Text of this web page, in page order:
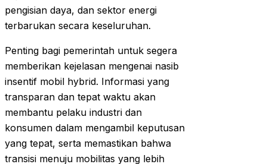
pengisian daya, dan sektor energi
terbarukan secara keseluruhan.
Penting bagi pemerintah untuk segera
memberikan kejelasan mengenai nasib
insentif mobil hybrid. Informasi yang
transparan dan tepat waktu akan
membantu pelaku industri dan
konsumen dalam mengambil keputusan
yang tepat, serta memastikan bahwa
transisi menuju mobilitas yang lebih